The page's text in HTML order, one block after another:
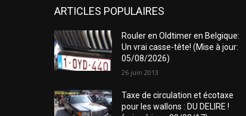
ARTICLES POPULAIRES
Rouler en Oldtimer en Belgique:
Un vrai casse-tête! (Mise à jour:
05/08/2026)
26 juin 2013
Taxe de circulation et écotaxe
pour les wallons : DU DELIRE !